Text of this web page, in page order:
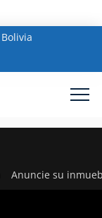
Bolivia
Anuncie su